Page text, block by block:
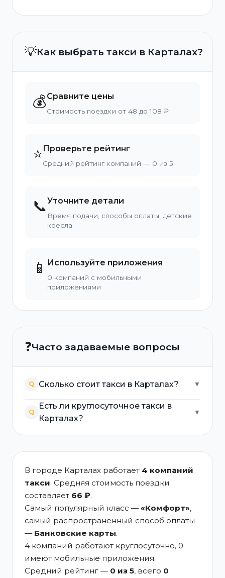
💡Как выбрать такси в Карталах?
💰Сравните цены
Стоимость поездки от 48 до 108 ₽
⭐Проверьте рейтинг
Средний рейтинг компаний — 0 из 5
📞Уточните детали
Время подачи, способы оплаты, детские
кресла
📱 Используйте приложения
0 компаний с мобильными
приложениями
❓Часто задаваемые вопросы
Q Сколько стоит такси в Карталах? ▼
Q
Есть ли круглосуточное такси в
Карталах?
▼
В городе Карталах работает 4 компаний
такси. Средняя стоимость поездки
составляет 66 ₽.
Самый популярный класс —«Комфорт»,
самый распространенный способ оплаты
— Банковские карты.
4 компаний работают круглосуточно, 0
имеют мобильные приложения.
Средний рейтинг — 0 из 5, всего 0